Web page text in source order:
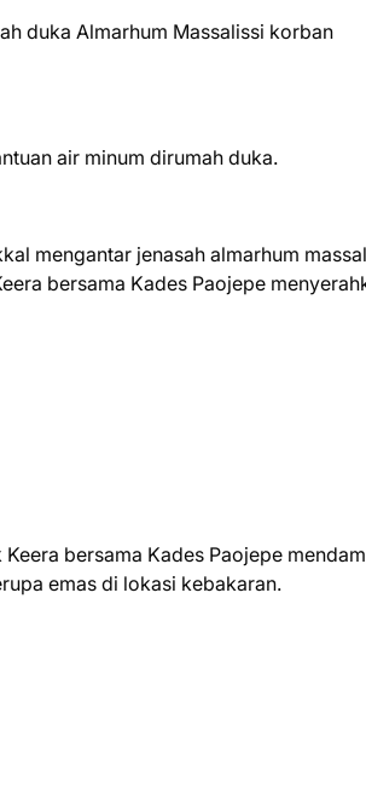
duka Almarhum Massalissi korban
air minum dirumah duka.
mengantar jenasah almarhum
bersama Kades Paojepe
bersama Kades Paojepe
emas di lokasi kebakaran.